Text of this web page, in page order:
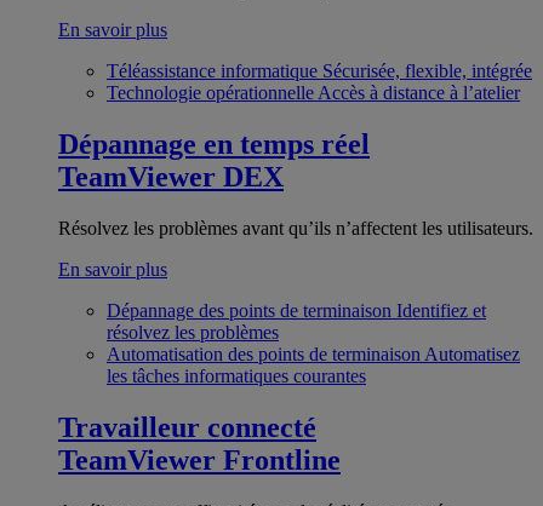
En savoir plus
Téléassistance informatique Sécurisée, flexible, intégrée
Technologie opérationnelle Accès à distance à l’atelier
Dépannage en temps réel
TeamViewer DEX
Résolvez les problèmes avant qu’ils n’affectent les utilisateurs.
En savoir plus
Dépannage des points de terminaison Identifiez et
résolvez les problèmes
Automatisation des points de terminaison Automatisez
les tâches informatiques courantes
Travailleur connecté
TeamViewer Frontline